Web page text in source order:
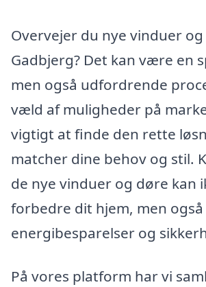
Overvejer du nye vinduer
Gadbjerg? Det kan være en
men også udfordrende
væld af muligheder på
vigtigt at finde den rette
matcher dine behov og stil.
de nye vinduer og døre kan
forbedre dit hjem, men
energibesparelser og
På vores platform har vi